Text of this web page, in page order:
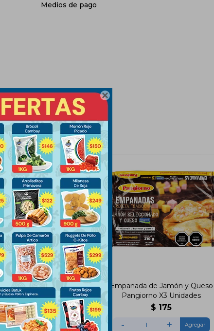

Medios de pago
Hamby de Jamón
y Queso x3
$ 174
+
Empanada de Jamón y Queso
Pangiorno X3 Unidades
$ 175
- +